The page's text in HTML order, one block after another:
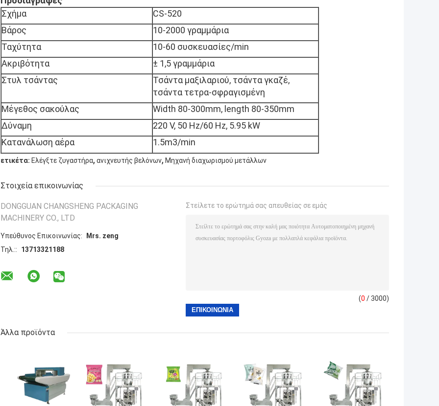
Σχήμα
CS-520
Βάρος
10-2000 γραμμάρια
Ταχύτητα
10-60 συσκευασίες/min
Ακριβότητα
± 1,5 γραμμάρια
Στυλ τσάντας
Τσάντα μαξιλαριού, τσάντα γκαζέ,
τσάντα τετρα-σφραγισμένη
Μέγεθος σακούλας
Width 80-300mm, length 80-350mm
Δύναμη
220 V, 50 Hz/60 Hz, 5.95 kW
Κατανάλωση αέρα
1.5m3/min
ετικέτα: Ελέγξτε ζυγαστήρα, ανιχνευτής βελόνων, Μηχανή διαχωρισμού μετάλλων
Στοιχεία επικοινωνίας
DONGGUAN CHANGSHENG PACKAGING
MACHINERY CO., LTD
Υπεύθυνος Επικοινωνίας:
Mrs. zeng
Τηλ.::
13713321188
Στείλετε το ερώτημά σας απευθείας σε εμάς
(0 / 3000)
Άλλα προϊόντα